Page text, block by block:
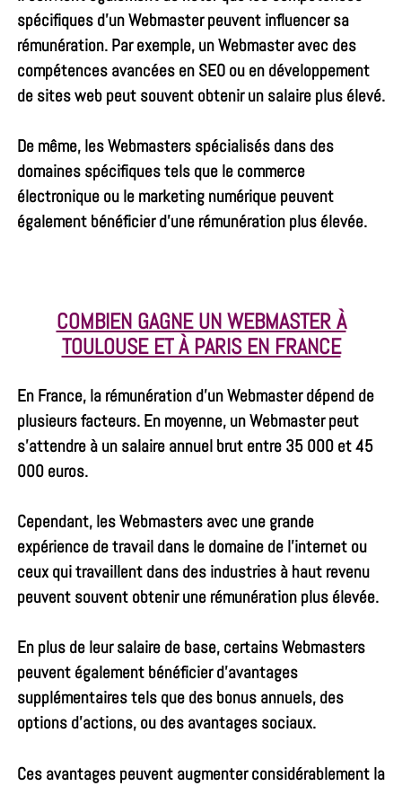
spécifiques d’un Webmaster peuvent influencer sa
rémunération. Par exemple, un Webmaster avec des
compétences avancées en SEO ou en développement
de sites web peut souvent obtenir un salaire plus élevé.
De même, les Webmasters spécialisés dans des
domaines spécifiques tels que le commerce
électronique ou le marketing numérique peuvent
également bénéficier d’une rémunération plus élevée.
COMBIEN GAGNE UN WEBMASTER À
TOULOUSE ET À PARIS EN FRANCE
En France, la rémunération d’un Webmaster dépend de
plusieurs facteurs. En moyenne, un Webmaster peut
s’attendre à un salaire annuel brut entre 35 000 et 45
000 euros.
Cependant, les Webmasters avec une grande
expérience de travail dans le domaine de l’internet ou
ceux qui travaillent dans des industries à haut revenu
peuvent souvent obtenir une rémunération plus élevée.
En plus de leur salaire de base, certains Webmasters
peuvent également bénéficier d’avantages
supplémentaires tels que des bonus annuels, des
options d’actions, ou des avantages sociaux.
Ces avantages peuvent augmenter considérablement la